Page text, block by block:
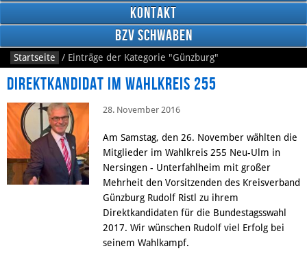
Facebook
Kontakt
BzV Schwaben
Startseite / Einträge der Kategorie "Günzburg"
Direktkandidat im Wahlkreis 255
28. November 2016
Am Samstag, den 26. November wählten die
Mitglieder im Wahlkreis 255 Neu-Ulm in
Nersingen - Unterfahlheim mit großer
Mehrheit den Vorsitzenden des Kreisverband
Günzburg Rudolf Ristl zu ihrem
Direktkandidaten für die Bundestagsswahl
2017. Wir wünschen Rudolf viel Erfolg bei
seinem Wahlkampf.